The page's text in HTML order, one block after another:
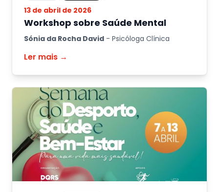
13 de abril de 2026
Workshop sobre Saúde Mental
Sónia da Rocha David - Psicóloga Clínica
Ler mais →